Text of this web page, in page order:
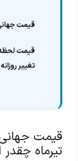
قیمت
قیمت
تغییر
تیرماه